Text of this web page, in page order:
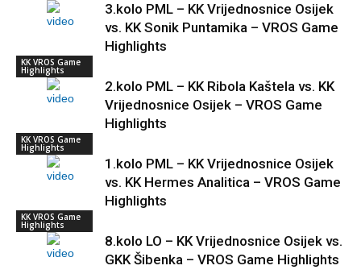
3.kolo PML – KK Vrijednosnice Osijek
vs. KK Sonik Puntamika – VROS Game
Highlights
KK VROS Game
Highlights
2.kolo PML – KK Ribola Kaštela vs. KK
Vrijednosnice Osijek – VROS Game
Highlights
KK VROS Game
Highlights
1.kolo PML – KK Vrijednosnice Osijek
vs. KK Hermes Analitica – VROS Game
Highlights
KK VROS Game
Highlights
8.kolo LO – KK Vrijednosnice Osijek vs.
GKK Šibenka – VROS Game Highlights